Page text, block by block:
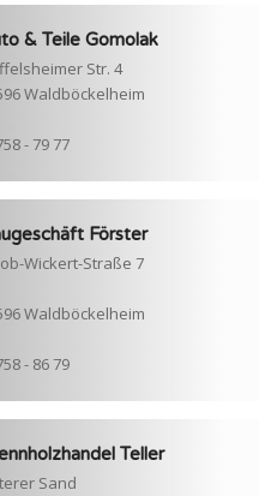
& Teile Gomolak
Str. 4
Waldböckelheim
- 79 77
Förster
Wickert-Straße 7
Waldböckelheim
- 86 79
Teller
Sand